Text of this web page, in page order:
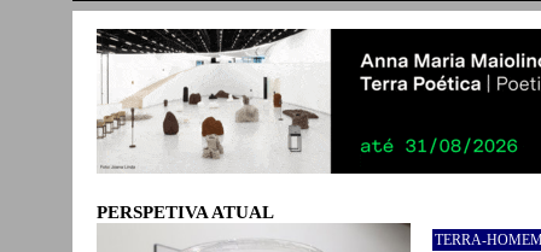
PERSPETIVA ATUAL
TERRA-